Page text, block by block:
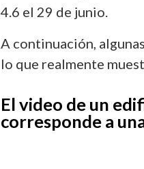
4.6 el 29 de junio.
A continuación,
lo que realmente
El video de un
corresponde a